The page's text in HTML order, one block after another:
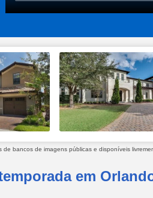
de bancos de imagens públicas e disponíveis
em